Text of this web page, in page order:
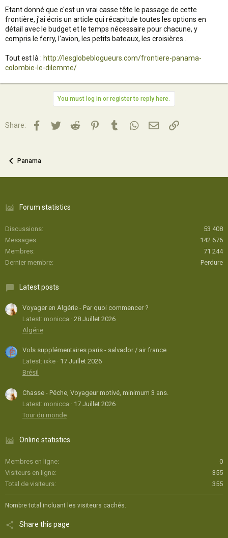
Etant donné que c'est un vrai casse tête le passage de cette
frontière, j'ai écris un article qui récapitule toutes les options en
détail avec le budget et le temps nécessaire pour chacune, y
compris le ferry, l'avion, les petits bateaux, les croisières...
Tout est là : http://lesglobeblogueurs.com/frontiere-panama-
colombie-le-dilemme/
You must log in or register to reply here.
Share: Facebook
TwitterReddit PinterestTumblrWhatsApp
Email Lien
Panama
Forum statistics
Discussions
53 408
Messages
142 676
Membres
71 244
Dernier membre
Perdure
Latest posts
Voyager en Algérie - Par quoi commencer ?
Latest: monicca
28 Juillet 2026
Algérie
Vols supplémentaires paris - salvador / air france
Latest: ixke
17 Juillet 2026
Brésil
Chasse - Pêche, Voyageur motivé, minimum 3 ans.
Latest: monicca
17 Juillet 2026
Tour du monde
Online statistics
Membres en ligne
0
Visiteurs en ligne
355
Total de visiteurs
355
Nombre total incluant les visiteurs cachés.
Share this page